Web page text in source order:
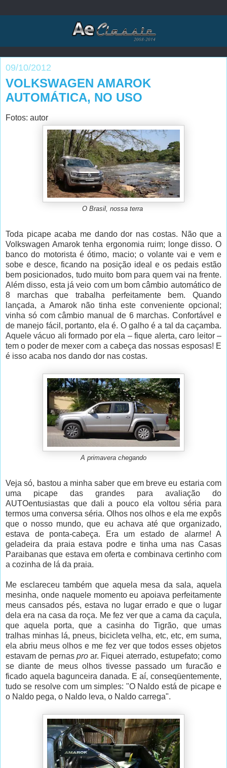
09/10/2012
VOLKSWAGEN AMAROK
AUTOMÁTICA, NO USO
Fotos: autor
O Brasil, nossa terra
Toda picape acaba me dando dor nas costas. Não que a
Volkswagen Amarok tenha ergonomia ruim; longe disso. O
banco do motorista é ótimo, macio; o volante vai e vem e
sobe e desce, ficando na posição ideal e os pedais estão
bem posicionados, tudo muito bom para quem vai na frente.
Além disso, esta já veio com um bom câmbio automático de
8 marchas que trabalha perfeitamente bem. Quando
lançada, a Amarok não tinha este conveniente opcional;
vinha só com câmbio manual de 6 marchas. Confortável e
de manejo fácil, portanto, ela é. O galho é a tal da caçamba.
Aquele vácuo ali formado por ela – fique alerta, caro leitor –
tem o poder de mexer com a cabeça das nossas esposas! E
é isso acaba nos dando dor nas costas.
A primavera chegando
Veja só, bastou a minha saber que em breve eu estaria com
uma picape das grandes para avaliação do
AUTOentusiastas que dali a pouco ela voltou séria para
termos uma conversa séria. Olhos nos olhos e ela me expôs
que o nosso mundo, que eu achava até que organizado,
estava de ponta-cabeça. Era um estado de alarme! A
geladeira da praia estava podre e tinha uma nas Casas
Paraibanas que estava em oferta e combinava certinho com
a cozinha de lá da praia.
Me esclareceu também que aquela mesa da sala, aquela
mesinha, onde naquele momento eu apoiava perfeitamente
meus cansados pés, estava no lugar errado e que o lugar
dela era na casa da roça. Me fez ver que a cama da caçula,
que aquela porta, que a casinha do Tigrão, que umas
tralhas minhas lá, pneus, bicicleta velha, etc, etc, em suma,
ela abriu meus olhos e me fez ver que todos esses objetos
estavam de pernas pro ar. Fiquei aterrado, estupefato; como
se diante de meus olhos tivesse passado um furacão e
ficado aquela bagunceira danada. E aí, conseqüentemente,
tudo se resolve com um simples: "O Naldo está de picape e
o Naldo pega, o Naldo leva, o Naldo carrega".